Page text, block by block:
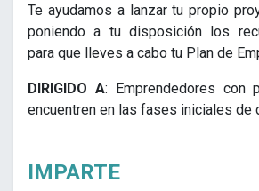
Te ayudamos a lanzar tu propio
poniendo a tu disposición los
para que lleves a cabo tu Plan de
DIRIGIDO A: Emprendedores con
encuentren en las fases iniciales de
IMPARTE